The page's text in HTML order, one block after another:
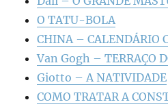
O TATU-BOLA
CHINA – CALENDÁRIO
Van Gogh – TERRAÇO
Giotto – A NATIVIDADE
COMO TRATAR A